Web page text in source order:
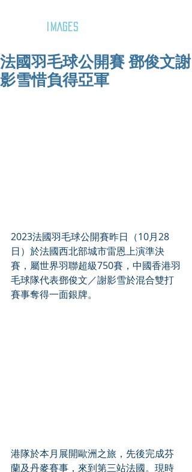
IMAGES
法國羽毛球公開賽 鄧俊文謝
影雪惜負得亞軍
2023法國羽毛球公開賽昨日（10月28
日）於法國西北部城市雷恩上演準決
賽，屬世界羽聯超級750賽，中國香港羽
毛球隊代表鄧俊文／謝影雪於混合雙打
賽事奪得一面銀牌。
港隊於本月展開歐洲之旅，先後完成芬
蘭及丹麥賽事，來到第三站法國。現時